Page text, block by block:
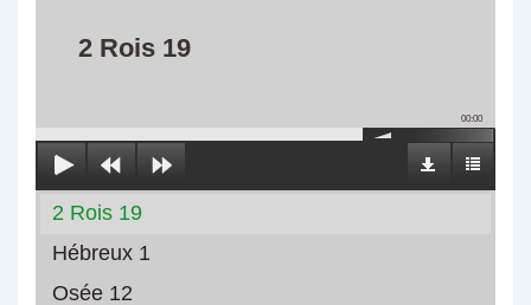
2 Rois 19
00:00
2 Rois 19
Hébreux 1
Osée 12